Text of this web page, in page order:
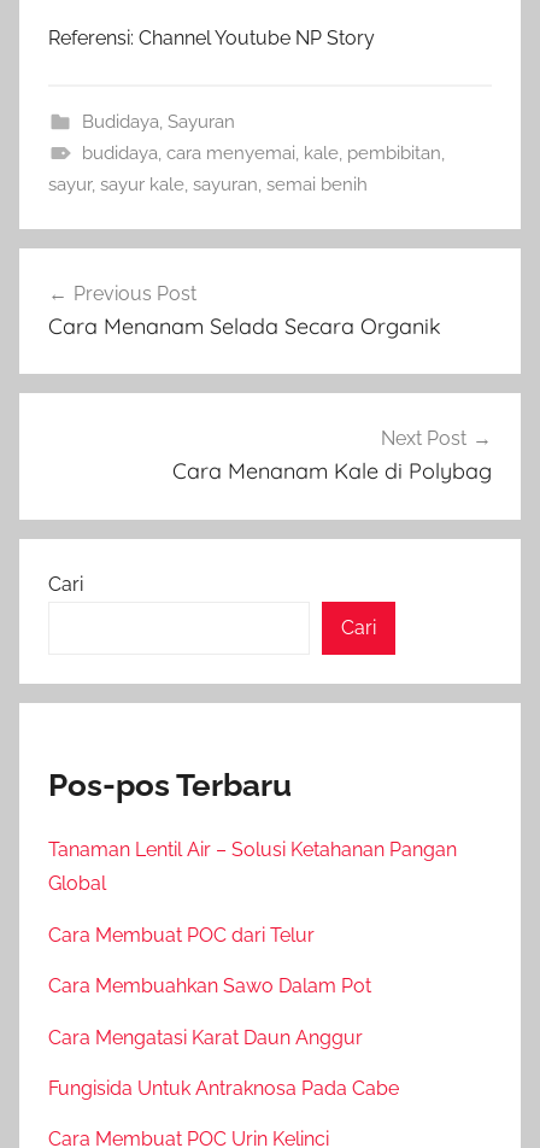
Referensi: Channel Youtube NP Story
Budidaya Sayuran
budidaya cara menyemai kale, pembibitan
sayur, sayur kale sayuran semai benih
pos
Previous Post
Cara Menanam Selada Secara Organik
Next Post
Cara Menanam Kale di Polybag
Cari
Cari
Pos-pos Terbaru
Tanaman Lentil Air – Solusi Ketahanan Pangan
Global
Cara Membuat POC dari Telur
Cara Membuahkan Sawo Dalam Pot
Cara Mengatasi Karat Daun Anggur
Fungisida Untuk Antraknosa Pada Cabe
Cara Membuat POC Urin Kelinci